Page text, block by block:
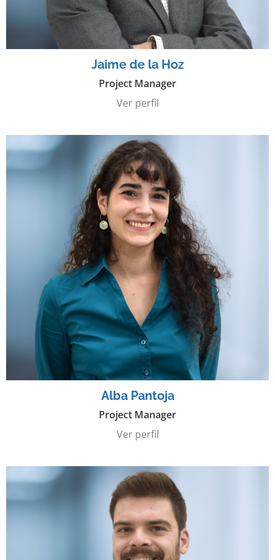
Jaime de la Hoz
Project Manager
Ver perfil
Alba Pantoja
Project Manager
Ver perfil